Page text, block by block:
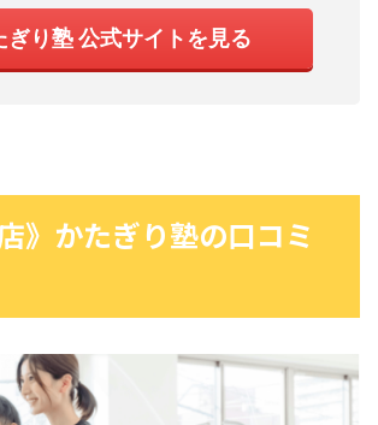
ぎり塾 公式サイトを見る
》かたぎり塾の口コミ